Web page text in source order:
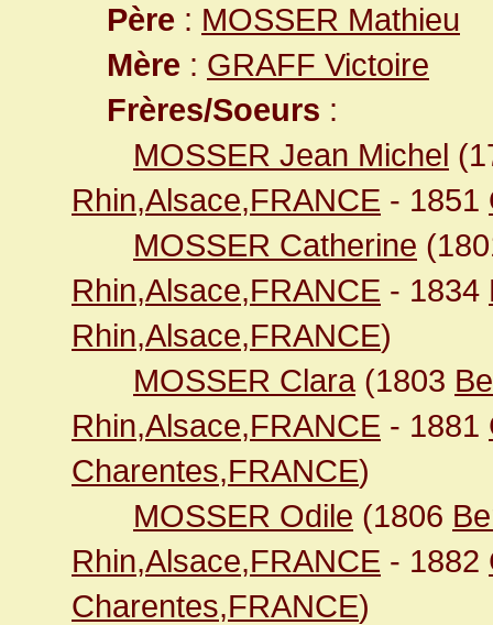
Père : MOSSER Mathieu
Mère : GRAFF Victoire
Frères/Soeurs :
MOSSER Jean Michel
Rhin,Alsace,FRANCE - 1851
MOSSER Catherine
Rhin,Alsace,FRANCE - 1834
Rhin,Alsace,FRANCE)
MOSSER Clara(1803
Rhin,Alsace,FRANCE - 1881
Charentes,FRANCE)
MOSSER Odile (1806
Rhin,Alsace,FRANCE - 1882
Charentes,FRANCE)